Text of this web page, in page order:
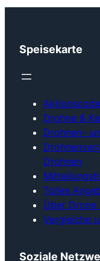
Speisekarte
Aktionscode
Drohne &
Drohnen-
Drohnen
Tolles
Über Drone
Vergleiche
Soziale